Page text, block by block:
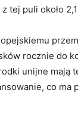
tej puli około
rocznie do
unijne
co